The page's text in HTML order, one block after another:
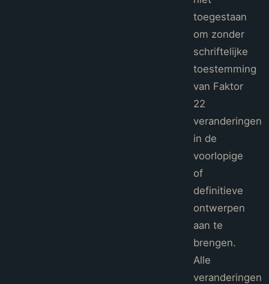
toegestaan
om zonder
schriftelijke
toestemming
van Faktor
22
veranderingen
in de
voorlopige
of
definitieve
ontwerpen
aan te
brengen.
Alle
veranderingen